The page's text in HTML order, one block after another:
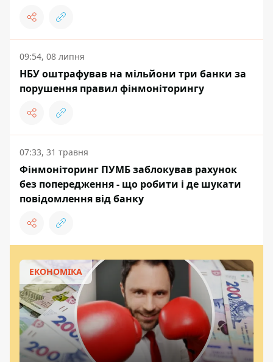
09:54, 08 липня
НБУ оштрафував на мільйони три банки за
порушення правил фінмоніторингу
07:33, 31 травня
Фінмоніторинг ПУМБ заблокував рахунок
без попередження - що робити і де шукати
повідомлення від банку
ЕКОНОМІКА